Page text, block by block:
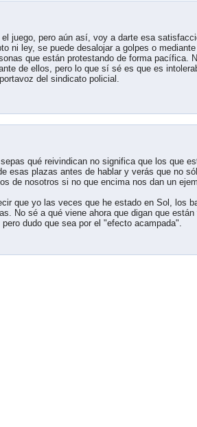
juego, pero aún así, voy a darte esa
ni ley, se puede desalojar a golpes o
que están protestando de forma pacífica.
de ellos, pero lo que sí sé es que es
del sindicato policial.
qué reivindican no significa que los que
esas plazas antes de hablar y verás que no
de nosotros si no que encima nos dan un
que yo las veces que he estado en Sol, los
No sé a qué viene ahora que digan que
dudo que sea por el "efecto acampada".